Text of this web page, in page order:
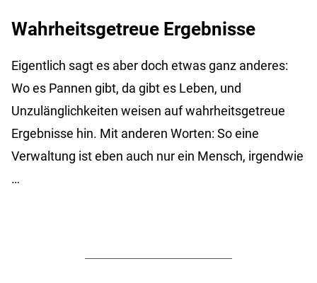
Wahrheitsgetreue Ergebnisse
Eigentlich sagt es aber doch etwas ganz anderes:
Wo es Pannen gibt, da gibt es Leben, und
Unzulänglichkeiten weisen auf wahrheitsgetreue
Ergebnisse hin. Mit anderen Worten: So eine
Verwaltung ist eben auch nur ein Mensch, irgendwie
…